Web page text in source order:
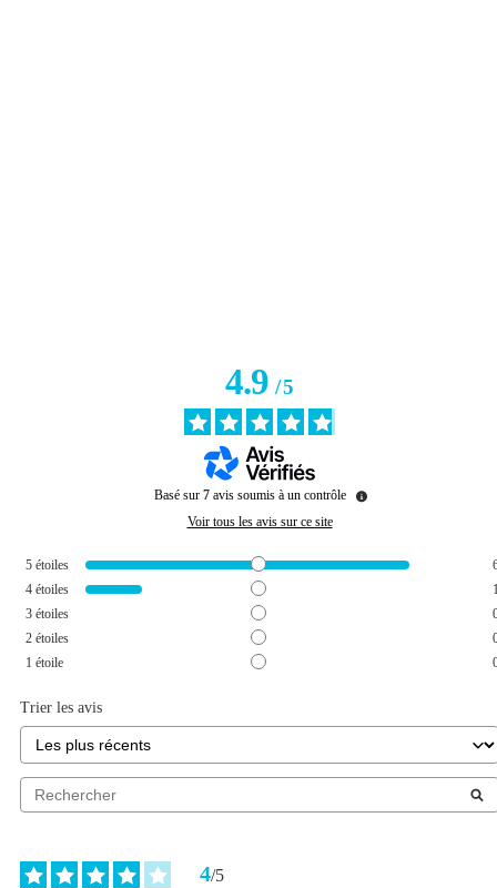
4.9/5
Basé sur 7 avis soumis à un contrôle
Voir tous les avis sur ce site
5 étoiles
4 étoiles
3 étoiles
2 étoiles
1 étoile
Trier les avis
4/5